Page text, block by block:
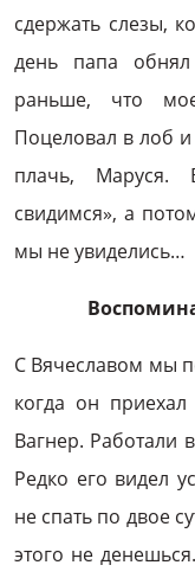
сдержать слезы,
день папа
раньше, что
Поцеловал в лоб
плачь, Маруся.
свидимся», а
мы не увиделись…
С Вячеславом мы
когда он
Вагнер. Работали
Редко его видел
не спать по двое
этого не